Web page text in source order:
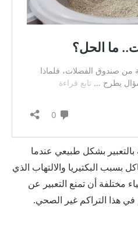
بشكل طبيعي عندما
البكتيريا والالتهاب الذي
مختلفة أن تمنع التعبير عن
في هذا التراكم غير الصحي.